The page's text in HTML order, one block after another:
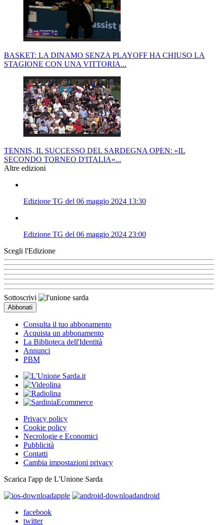
BASKET: LA DINAMO SENZA PLAYOFF HA CHIUSO LA
STAGIONE CON UNA VITTORIA...
TENNIS, IL SUCCESSO DEL SARDEGNA OPEN: «IL
SECONDO TORNEO D'ITALIA»...
Altre edizioni
Edizione TG del 06 maggio 2024 13:30
Edizione TG del 06 maggio 2024 23:00
Scegli l'Edizione
Sottoscrivi
Consulta il tuo abbonamento
Acquista un abbonamento
La Biblioteca dell'Identità
Annunci
PBM
Privacy policy
Cookie policy
Necrologie e Economici
Pubblicità
Contatti
Cambia impostazioni privacy
Scarica l'app de L'Unione Sarda
apple
android
facebook
twitter